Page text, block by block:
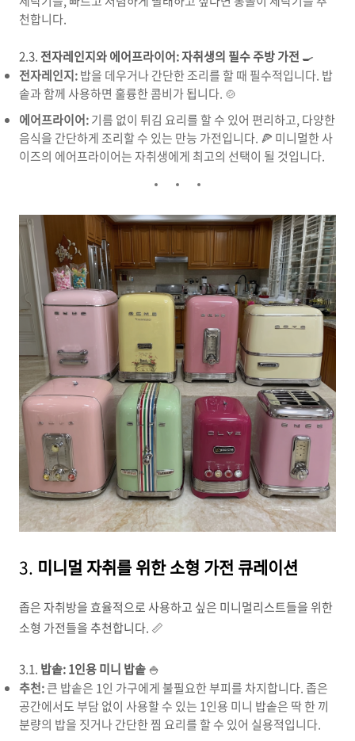
천합니다.
2.3. 전자레인지와 에어프라이어: 자취생의 필수 주방 가전 🍳
전자레인지:밥을 데우거나 간단한 조리를 할 때 필수적입니다. 밥
솥과 함께 사용하면 훌륭한 콤비가 됩니다. 🍲
에어프라이어:기름 없이 튀김 요리를 할 수 있어 편리하고, 다양한
음식을 간단하게 조리할 수 있는 만능 가전입니다. 🍕 미니멀한 사
이즈의 에어프라이어는 자취생에게 최고의 선택이 될 것입니다.
3. 미니멀 자취를 위한 소형 가전 큐레이션
좁은 자취방을 효율적으로 사용하고 싶은 미니멀리스트들을 위한
소형 가전들을 추천합니다. 📏
3.1. 밥솥: 1인용 미니 밥솥 🍚
추천:큰 밥솥은 1인 가구에게 불필요한 부피를 차지합니다. 좁은
공간에서도 부담 없이 사용할 수 있는 1인용 미니 밥솥은 딱 한 끼
분량의 밥을 짓거나 간단한 찜 요리를 할 수 있어 실용적입니다.